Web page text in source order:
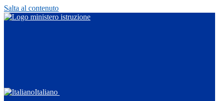
Salta al contenuto
Italiano